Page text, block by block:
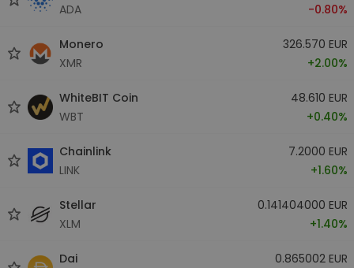
ADA
-0.80%
Monero
XMR
326.570 EUR
+2.00%
WhiteBIT Coin
WBT
48.610 EUR
+0.40%
Chainlink
LINK
7.2000 EUR
+1.60%
Stellar
XLM
0.141404000 EUR
+1.40%
Dai
0.865002 EUR